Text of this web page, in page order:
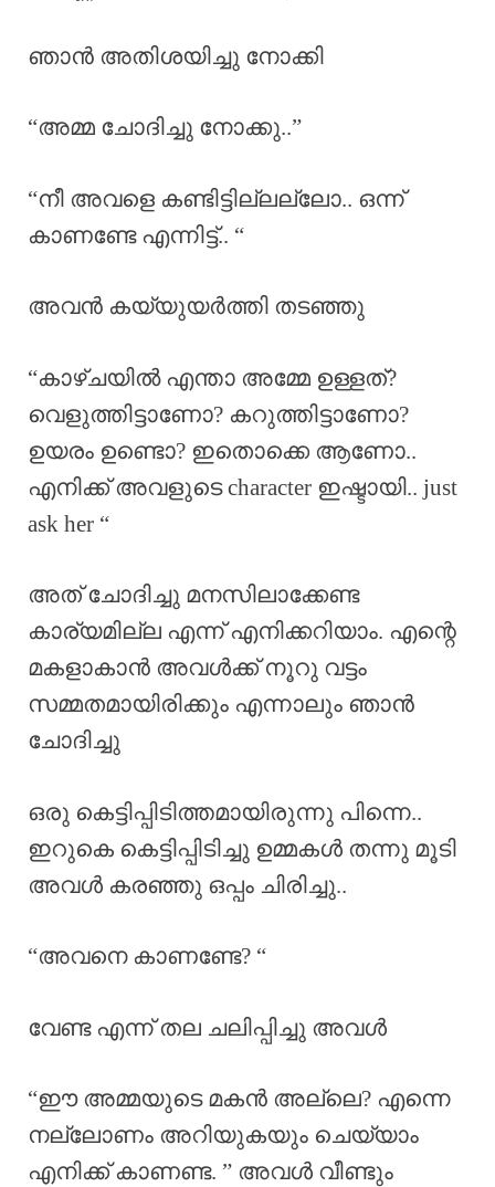
ഞാൻ അതിശയിച്ചു നോക്കി
“അമ്മ ചോദിച്ചു നോക്കു..”
“നീ അവളെ കണ്ടിട്ടില്ലല്ലോ.. ഒന്ന്
കാണണ്ടേ എന്നിട്ട്.. “
അവൻ കയ്യുയർത്തി തടഞ്ഞു
“കാഴ്ചയിൽ എന്താ അമ്മേ ഉള്ളത്?
വെളുത്തിട്ടാണോ? കറുത്തിട്ടാണോ?
ഉയരം ഉണ്ടൊ? ഇതൊക്കെ ആണോ..
എനിക്ക് അവളുടെ character ഇഷ്ടായി.. just
ask her “
അത് ചോദിച്ചു മനസിലാക്കേണ്ട
കാര്യമില്ല എന്ന് എനിക്കറിയാം. എന്റെ
മകളാകാൻ അവൾക്ക് നൂറു വട്ടം
സമ്മതമായിരിക്കും എന്നാലും ഞാൻ
ചോദിച്ചു
ഒരു കെട്ടിപ്പിടിത്തമായിരുന്നു പിന്നെ..
ഇറുകെ കെട്ടിപ്പിടിച്ചു ഉമ്മകൾ തന്നു മൂടി
അവൾ കരഞ്ഞു ഒപ്പം ചിരിച്ചു..
“അവനെ കാണണ്ടേ? “
വേണ്ട എന്ന് തല ചലിപ്പിച്ചു അവൾ
“ഈ അമ്മയുടെ മകൻ അല്ലെ? എന്നെ
നല്ലോണം അറിയുകയും ചെയ്യാം
എനിക്ക് കാണണ്ട. ” അവൾ വീണ്ടും